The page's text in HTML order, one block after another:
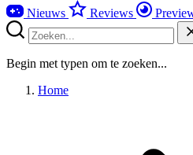
Nieuws
Reviews
Begin met typen om te zoeken...
Home